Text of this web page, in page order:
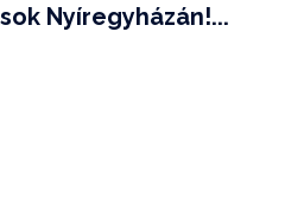
Nyíregyházán!...